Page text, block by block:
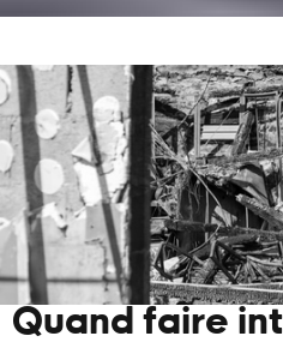
Quand faire